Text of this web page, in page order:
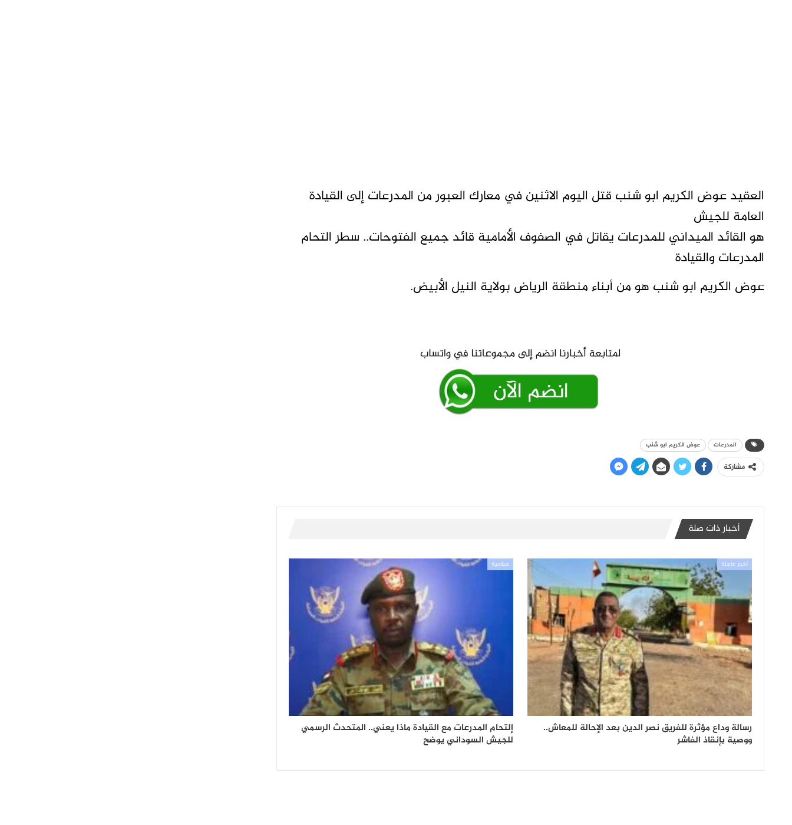
العقيد عوض الكريم ابو شنب قتل اليوم الاثنين في معارك العبور من المدرعات إلى القيادة
العامة للجيش
هو القائد الميداني للمدرعات يقاتل في الصفوف الأمامية قائد جميع الفتوحات.. سطر التحام
المدرعات والقيادة
عوض الكريم ابو شنب هو من أبناء منطقة الرياض بولاية النيل الأبيض.
المدرعات عوض الكريم ابو شنب
مشاركة
أخبار ذات صلة
أخبار عاجلة
رسالة وداع مؤثرة للفريق نصر الدين بعد الإحالة للمعاش..
ووصية بإنقاذ الفاشر
سياسية
إلتحام المدرعات مع القيادة ماذا يعني.. المتحدث الرسمي
للجيش السوداني يوضح